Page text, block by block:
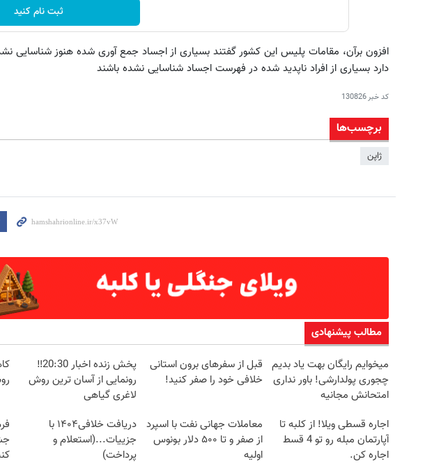
ثبت نام کنید
افزون برآن، مقامات پلیس این کشور گفتند بسیاری از اجساد جمع آوری شده هنوز شناسایی
دارد بسیاری از افراد ناپدید شده در فهرست اجساد شناسایی نشده باشند
کد خبر130826
برچسب‌ها
ژاپن
مطالب پیشنهادی
میخوایم رایگان بهت یاد بدیم
چجوری پولدارشی! باور نداری
امتحانش مجانیه
قبل از سفرهای برون استانی
خلافی خود را صفر کنید!
پخش زنده اخبار 20:30‼️
رونمایی از آسان ترین روش
لاغری گیاهی
اجاره‌ قسطی ویلا! از کلبه تا
آپارتمان مبله رو تو 4 قسط
اجاره کن.
معاملات جهانی نفت با اسپرد
از صفر و تا ۵۰۰ دلار بونوس
اولیه
دریافت خلافی۱۴۰۴ با
جزییات...(استعلام و
پرداخت)